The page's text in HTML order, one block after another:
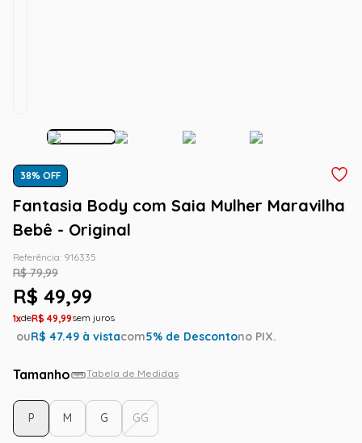
38% OFF
Fantasia Body com Saia Mulher Maravilha
Bebê - Original
Referência: 916335
R$ 79,99
R$ 49,99
1 R$ 49,99
ouR$ 47.49 à vistacom5% de Descontono PIX.
Tamanho Tabela de Medidas
P M G GG